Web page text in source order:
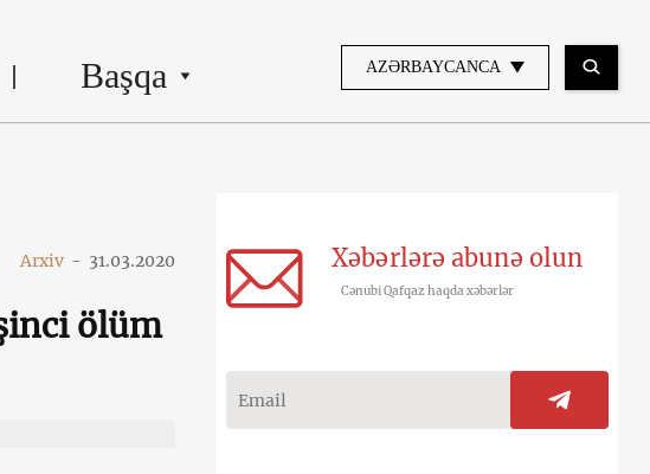
Başqa AZƏRBAYCANCA
Arxiv - 31.03.2020
ölüm
Xəbərlərə abunə olun
Cənubi Qafqaz haqda xəbərlər